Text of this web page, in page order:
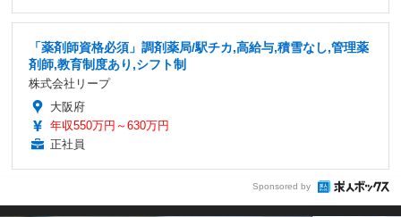
「薬剤師資格必須」調剤薬局/駅チカ,高給与,積雪なし,管理薬
剤師,教育制度あり,シフト制
株式会社リープ
大阪府
年収550万円～630万円
正社員
Sponsored by